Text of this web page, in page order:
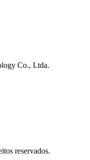
Co., Ltda.
reservados.